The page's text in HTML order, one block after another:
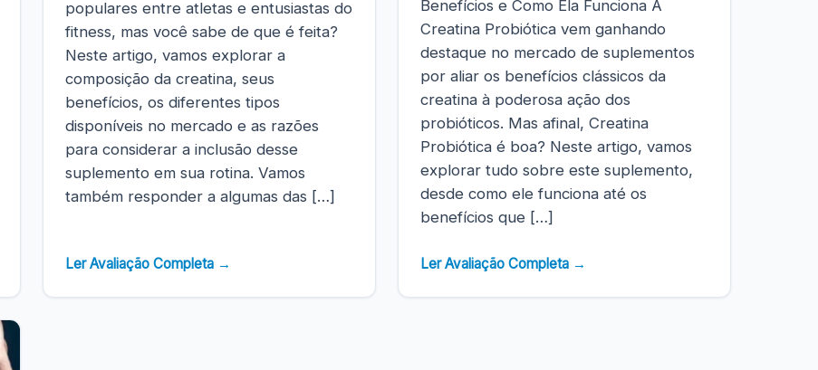
populares entre atletas e entusiastas do
fitness, mas você sabe de que é feita?
Neste artigo, vamos explorar a
composição da creatina, seus
benefícios, os diferentes tipos
disponíveis no mercado e as razões
para considerar a inclusão desse
suplemento em sua rotina. Vamos
também responder a algumas das […]
Ler Avaliação Completa →
Benefícios e Como Ela Funciona A
Creatina Probiótica vem ganhando
destaque no mercado de suplementos
por aliar os benefícios clássicos da
creatina à poderosa ação dos
probióticos. Mas afinal, Creatina
Probiótica é boa? Neste artigo, vamos
explorar tudo sobre este suplemento,
desde como ele funciona até os
benefícios que […]
Ler Avaliação Completa →